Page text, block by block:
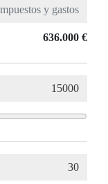
636.000 €